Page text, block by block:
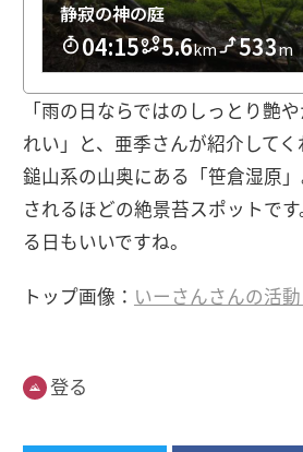
「雨の日ならではのしっとり艶
れい」と、亜季さんが紹介して
鎚山系の山奥にある「笹倉湿原
されるほどの絶景苔スポットで
る日もいいですね。
トップ画像： いーさんさんの活
登る